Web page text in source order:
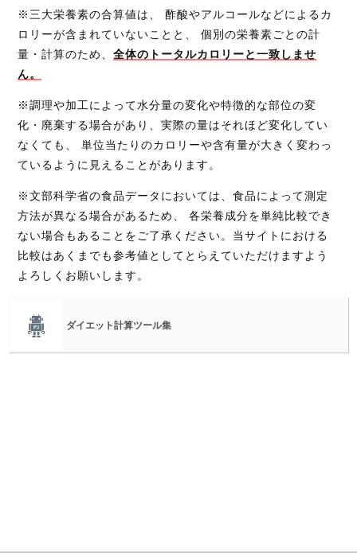
※三大栄養素の合算値は、 酢酸やアルコールなどによるカ
ロリーが含まれていないことと、 個別の栄養素ごとの計
量・計算のため、 全体のトータルカロリーと一致しませ
ん。
※調理や加工によって水分量の変化や特徴的な部位の変
化・廃棄する場合があり、実際の量はそれほど変化してい
なくても、 単位当たりのカロリーや含有量が大きく変わっ
ているように見えることがあります。
※文部科学省の食品データにおいては、食品によって測定
方法が異なる場合があるため、 各栄養成分を単純比較でき
ない場合もあることをご了承ください。当サイトにおける
比較はあくまでも参考値としてとらえていただけますよう
よろしくお願いします。
ダイエット計算ツール集